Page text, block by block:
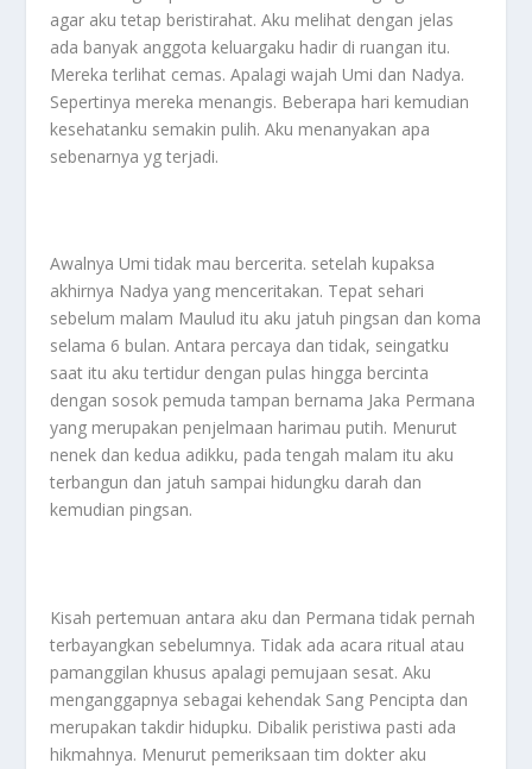
agar aku tetap beristirahat. Aku melihat dengan jelas
ada banyak anggota keluargaku hadir di ruangan itu.
Mereka terlihat cemas. Apalagi wajah Umi dan Nadya.
Sepertinya mereka menangis. Beberapa hari kemudian
kesehatanku semakin pulih. Aku menanyakan apa
sebenarnya yg terjadi.
Awalnya Umi tidak mau bercerita. setelah kupaksa
akhirnya Nadya yang menceritakan. Tepat sehari
sebelum malam Maulud itu aku jatuh pingsan dan koma
selama 6 bulan. Antara percaya dan tidak, seingatku
saat itu aku tertidur dengan pulas hingga bercinta
dengan sosok pemuda tampan bernama Jaka Permana
yang merupakan penjelmaan harimau putih. Menurut
nenek dan kedua adikku, pada tengah malam itu aku
terbangun dan jatuh sampai hidungku darah dan
kemudian pingsan.
Kisah pertemuan antara aku dan Permana tidak pernah
terbayangkan sebelumnya. Tidak ada acara ritual atau
pamanggilan khusus apalagi pemujaan sesat. Aku
menganggapnya sebagai kehendak Sang Pencipta dan
merupakan takdir hidupku. Dibalik peristiwa pasti ada
hikmahnya. Menurut pemeriksaan tim dokter aku